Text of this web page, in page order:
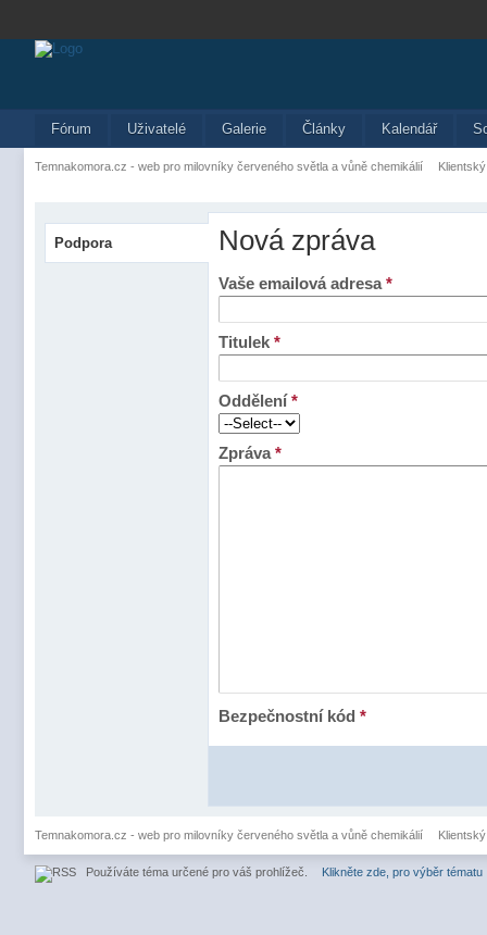
Fórum Uživatelé Galerie Články Kalendář
Temnakomora.cz - web pro milovníky červeného světla a vůně chemikálií
Podpora Nová zpráva
Vaše emailová adresa*
Titulek *
Oddělení*
Zpráva*
Bezpečnostní kód *
Temnakomora.cz - web pro milovníky červeného světla a vůně chemikálií
Používáte téma určené pro váš prohlížeč. Klikněte zde, pro výběr tématu